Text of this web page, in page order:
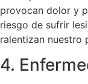
provocan dolor y
riesgo de sufrir
ralentizan nuestro
4.